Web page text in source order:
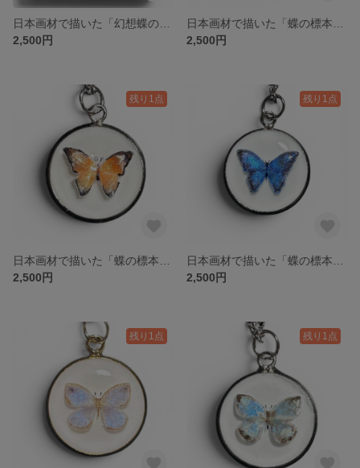
2,500円
2,500円
残り1点
2,500円
残り1点
2,500円
残り1点 残り1点